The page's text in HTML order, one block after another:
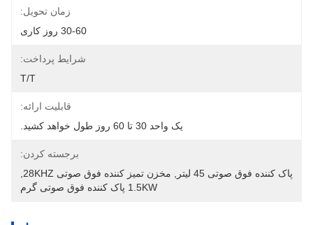
زمان تحویل:
30-60 روز کاری
شرایط پرداخت:
T/T
قابلیت ارائه:
یک واحد 30 تا 60 روز طول خواهد کشید.
برجسته کردن:
پاک کننده فوق صوتی 45 لیتر
مخزن تمیز کننده فوق صوتی 28KHZ
1.5KW پاک کننده فوق صوتی گرم